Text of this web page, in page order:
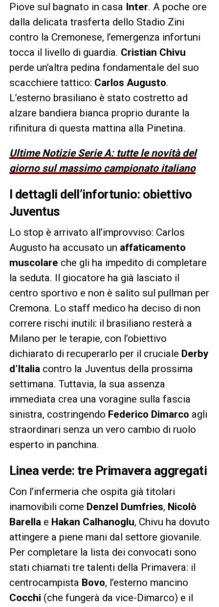
Piove sul bagnato in casa Inter. A poche ore
dalla delicata trasferta dello Stadio Zini
contro la Cremonese, l’emergenza infortuni
tocca il livello di guardia. Cristian Chivu
perde un’altra pedina fondamentale del suo
scacchiere tattico: Carlos Augusto.
L’esterno brasiliano è stato costretto ad
alzare bandiera bianca proprio durante la
rifinitura di questa mattina alla Pinetina.
Ultime Notizie Serie A: tutte le novità del
giorno sul massimo campionato italiano
I dettagli dell’infortunio: obiettivo
Juventus
Lo stop è arrivato all’improvviso: Carlos
Augusto ha accusato un affaticamento
muscolare che gli ha impedito di completare
la seduta. Il giocatore ha già lasciato il
centro sportivo e non è salito sul pullman per
Cremona. Lo staff medico ha deciso di non
correre rischi inutili: il brasiliano resterà a
Milano per le terapie, con l’obiettivo
dichiarato di recuperarlo per il cruciale Derby
d’Italia contro la Juventus della prossima
settimana. Tuttavia, la sua assenza
immediata crea una voragine sulla fascia
sinistra, costringendo Federico Dimarco agli
straordinari senza un vero cambio di ruolo
esperto in panchina.
Linea verde: tre Primavera aggregati
Con l’infermeria che ospita già titolari
inamovibili come Denzel Dumfries, Nicolò
Barella e Hakan Calhanoglu, Chivu ha dovuto
attingere a piene mani dal settore giovanile.
Per completare la lista dei convocati sono
stati chiamati tre talenti della Primavera: il
centrocampista Bovo, l’esterno mancino
Cocchi (che fungerà da vice-Dimarco) e il